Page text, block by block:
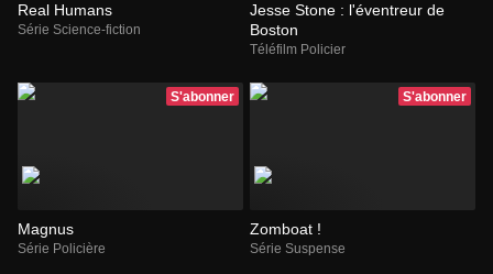
Real Humans
Série Science-fiction
Jesse Stone : l'éventreur de
Boston
Téléfilm Policier
S'abonner
Magnus
Série Policière
S'abonner
Zomboat !
Série Suspense